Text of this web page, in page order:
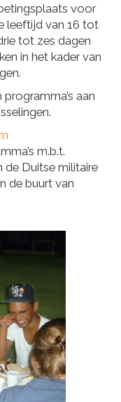
voor
leeftijd van 16 tot
tot zes dagen
in het kader van
programma’s aan
m.b.t.
de Duitse militaire
de buurt van